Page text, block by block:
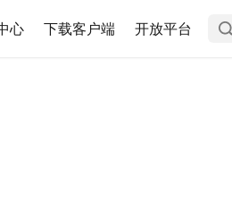
心 下载客户端 开放平台